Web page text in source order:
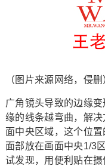
（图片来源网络，侵删
广角镜头导致的边缘
缘的线条越弯曲，解
面中央区域，这个位
面部放在画面中央1/3
试发现，用便利贴在